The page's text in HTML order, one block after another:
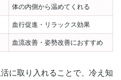
体の内側から温めてくれる
血行促進・リラックス効果
血流改善・姿勢改善におすすめ
に取り入れることで、冷え知